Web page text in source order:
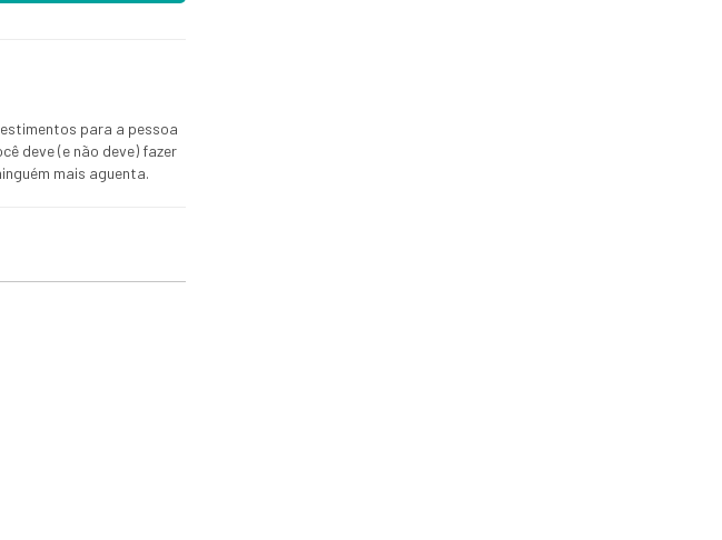
para a pessoa
deve (e não deve) fazer
mais aguenta.